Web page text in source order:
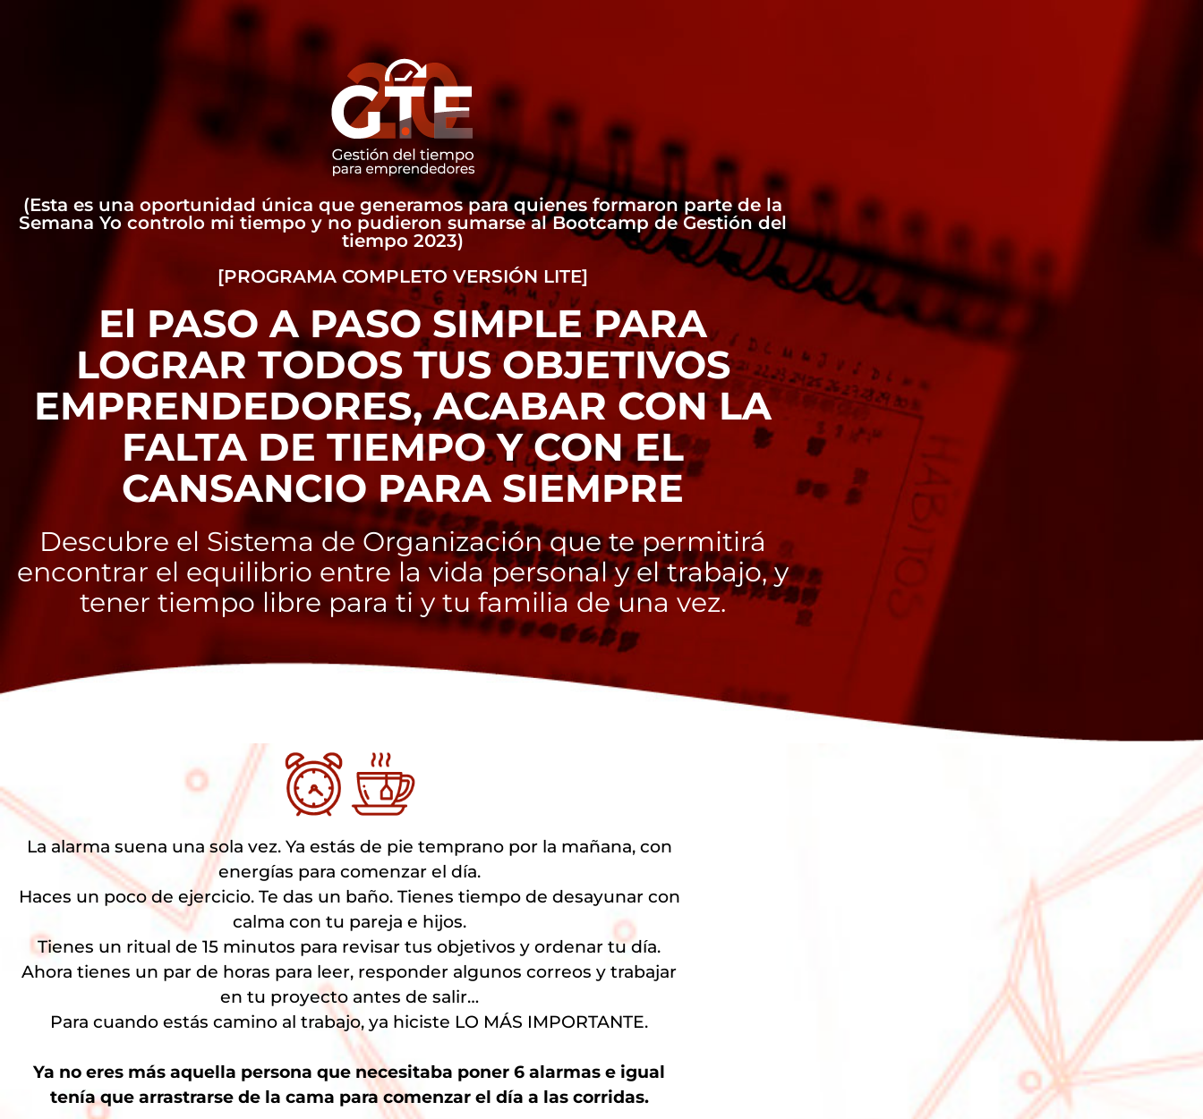
(Esta es una oportunidad única que generamos para quienes formaron parte de la
Semana Yo controlo mi tiempo y no pudieron sumarse al Bootcamp de Gestión del
tiempo 2023)
[PROGRAMA COMPLETO VERSIÓN LITE]
El PASO A PASO SIMPLE PARA
LOGRAR TODOS TUS OBJETIVOS
EMPRENDEDORES, ACABAR CON LA
FALTA DE TIEMPO Y CON EL
CANSANCIO PARA SIEMPRE
Descubre el Sistema de Organización que te permitirá
encontrar el equilibrio entre la vida personal y el trabajo, y
tener tiempo libre para ti y tu familia de una vez.
La alarma suena una sola vez. Ya estás de pie temprano por la mañana, con
energías para comenzar el día.
Haces un poco de ejercicio. Te das un baño. Tienes tiempo de desayunar con
calma con tu pareja e hijos.
Tienes un ritual de 15 minutos para revisar tus objetivos y ordenar tu día.
Ahora tienes un par de horas para leer, responder algunos correos y trabajar
en tu proyecto antes de salir…
Para cuando estás camino al trabajo, ya hiciste LO MÁS IMPORTANTE.
Ya no eres más aquella persona que necesitaba poner 6 alarmas e igual
tenía que arrastrarse de la cama para comenzar el día a las corridas.